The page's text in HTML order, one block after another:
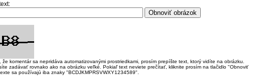
že komentár sa nepridáva automatizovanými prostriedkami, prosím prepíšte text, ktorý vidíte na obrázku.
zadávať rovnako ako na obrázku veľké. Pokiaľ text neviete prečítať, kliknite prosím na tlačidlo "Obnoviť
sa používajú iba znaky "BCDJKMPRSVWXY1234589".